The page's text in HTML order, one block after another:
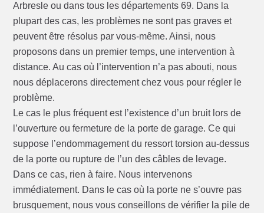
Arbresle ou dans tous les départements 69. Dans la
plupart des cas, les problèmes ne sont pas graves et
peuvent être résolus par vous-même. Ainsi, nous
proposons dans un premier temps, une intervention à
distance. Au cas où l’intervention n’a pas abouti, nous
nous déplacerons directement chez vous pour régler le
problème.
Le cas le plus fréquent est l’existence d’un bruit lors de
l’ouverture ou fermeture de la porte de garage. Ce qui
suppose l’endommagement du ressort torsion au-dessus
de la porte ou rupture de l’un des câbles de levage.
Dans ce cas, rien à faire. Nous intervenons
immédiatement. Dans le cas où la porte ne s’ouvre pas
brusquement, nous vous conseillons de vérifier la pile de